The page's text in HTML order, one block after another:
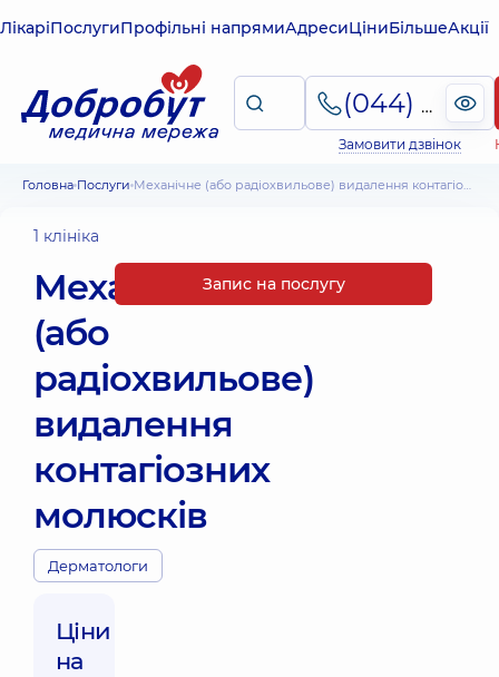
ЛікаріПослугиПрофільні напрямиАдресиЦіниБільшеАкції
(044) 495-2-888
Замовити дзвінок
Головна Послуги Механічне (або радіохвильове) видалення контагіозних молюсків
1 клініка
Механічне
(або
радіохвильове)
видалення
контагіозних
молюсків
Дерматологи
Ціни
на
Запис на послугу